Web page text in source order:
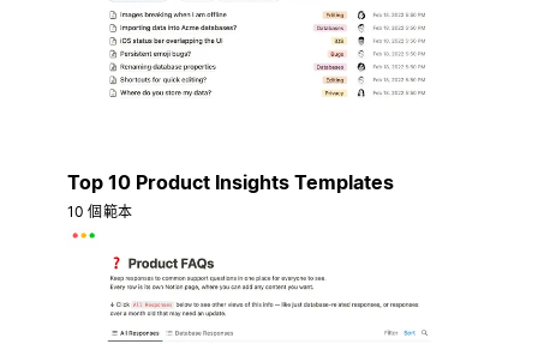
Top 10 Product Insights Templates
10 個範本